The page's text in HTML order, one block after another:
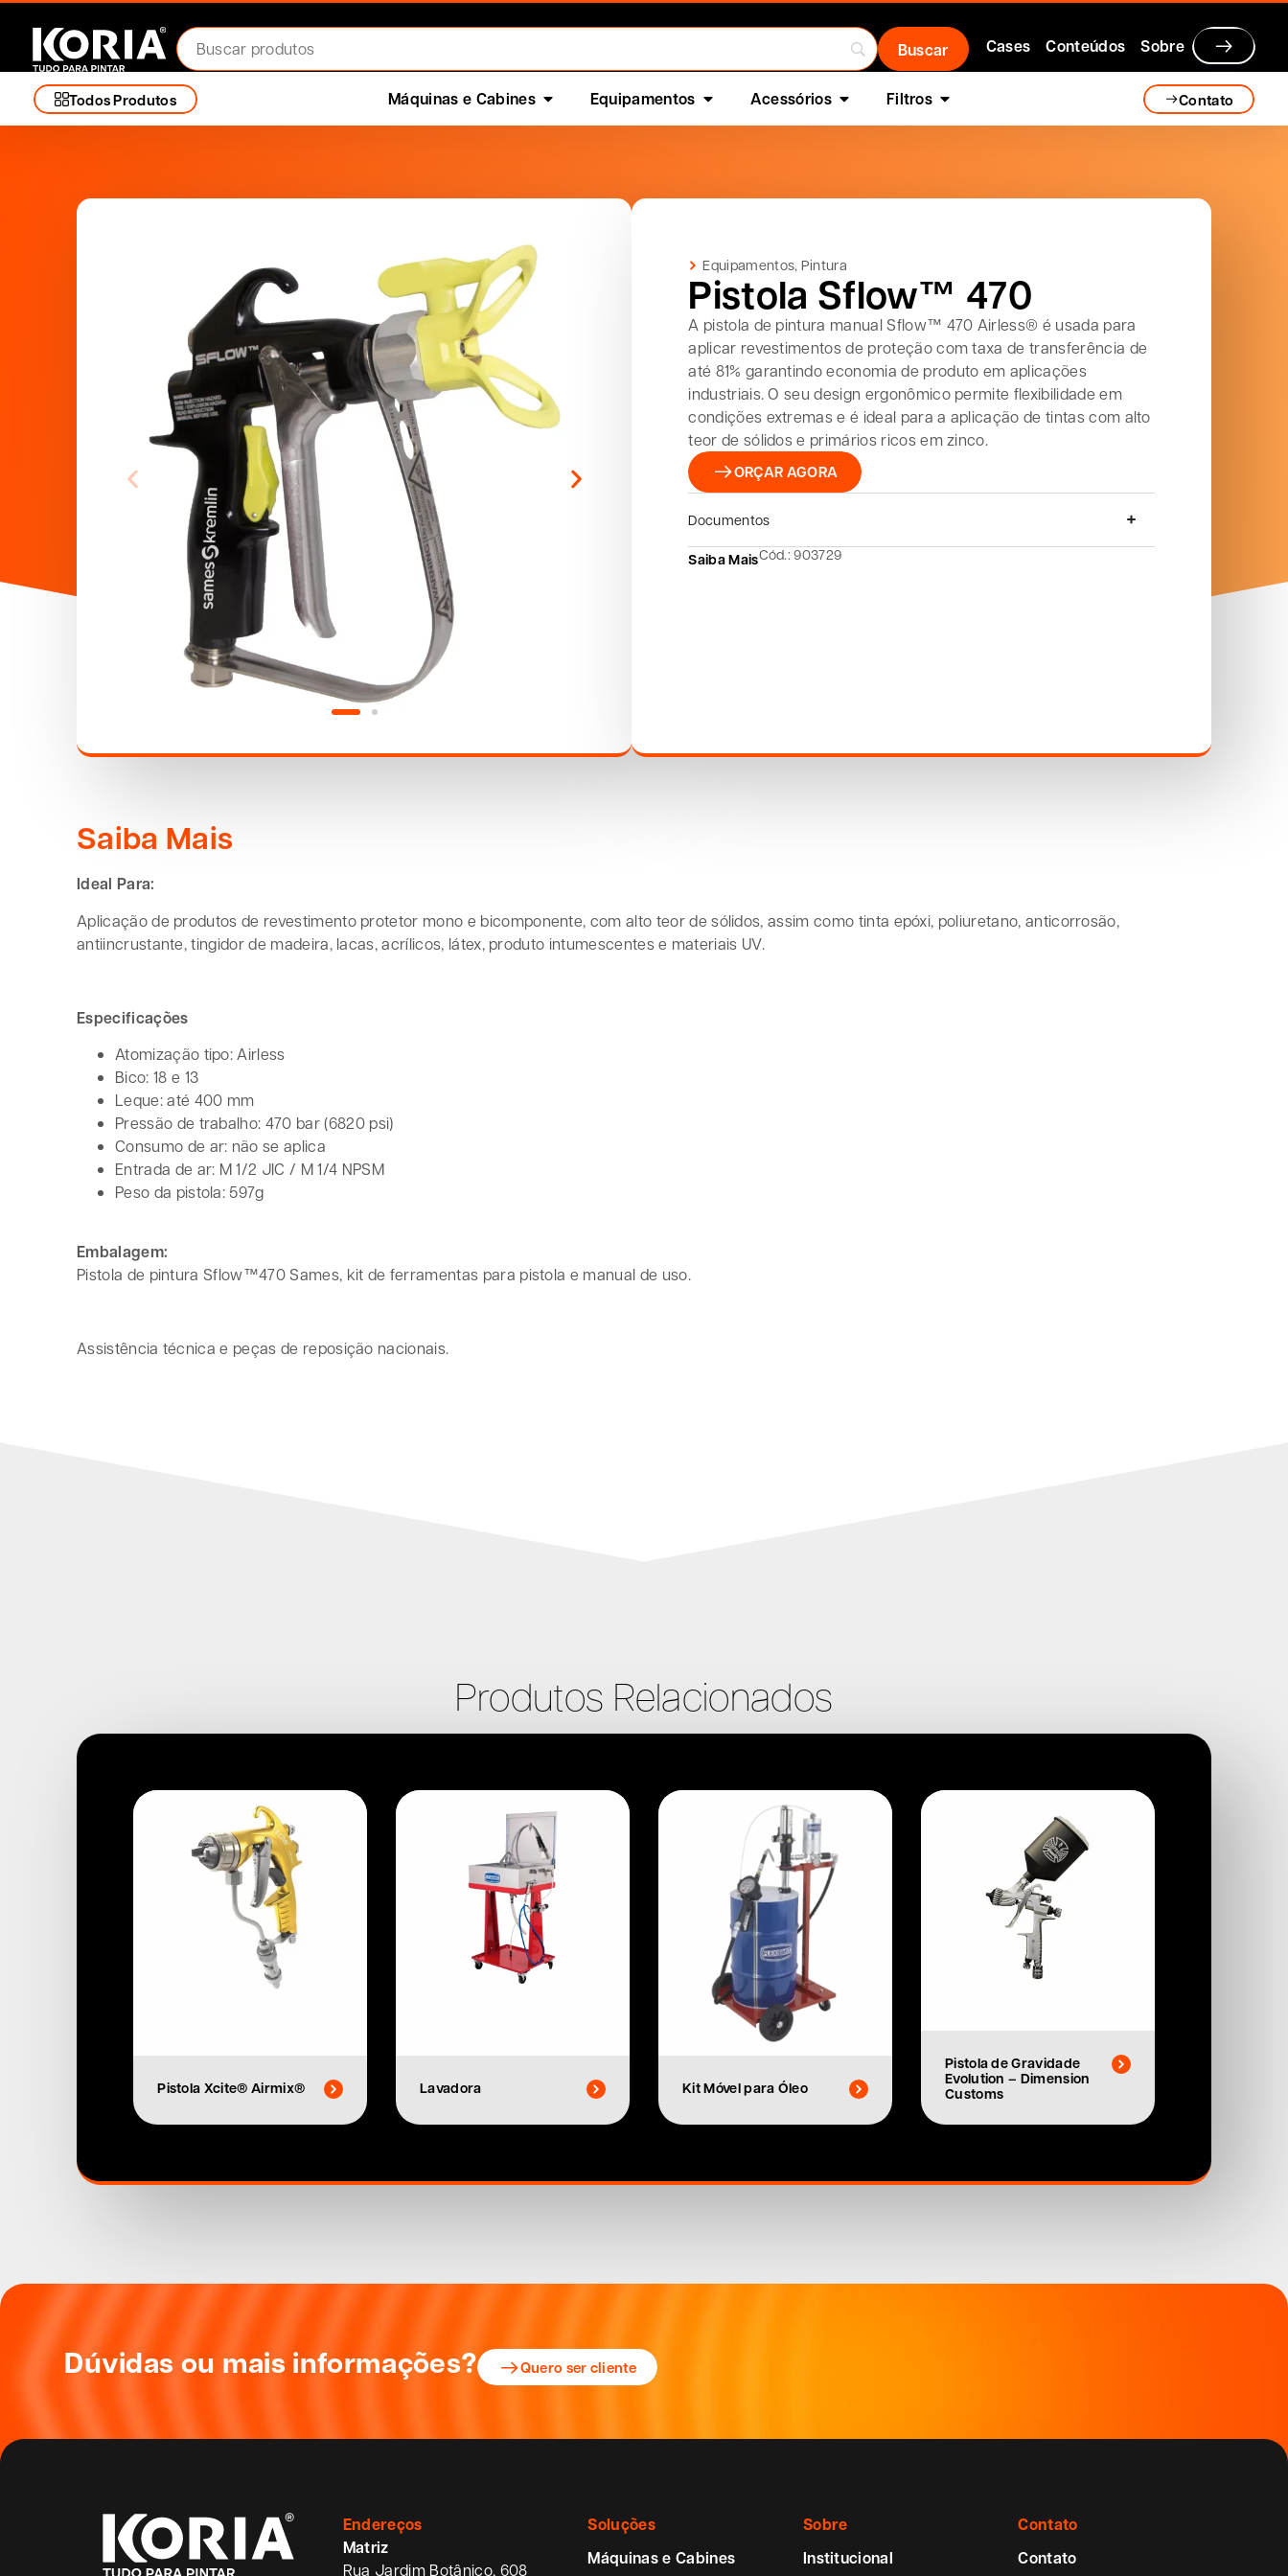
Cases Conteúdos Sobre
Todos Produtos Máquinas e Cabines Equipamentos Acessórios Filtros Contato
Equipamentos, Pintura
Pistola Sflow™ 470
A pistola de pintura manual Sflow™ 470 Airless® é usada para
aplicar revestimentos de proteção com taxa de transferência de
até 81% garantindo economia de produto em aplicações
industriais. O seu design ergonômico permite flexibilidade em
condições extremas e é ideal para a aplicação de tintas com alto
teor de sólidos e primários ricos em zinco.
ORÇAR AGORA
Documentos
Saiba MaisCód.: 903729
Saiba Mais
Ideal Para:
Aplicação de produtos de revestimento protetor mono e bicomponente, com alto teor de sólidos, assim como tinta epóxi, poliuretano, anticorrosão,
antiincrustante, tingidor de madeira, lacas, acrílicos, látex, produto intumescentes e materiais UV.
Especificações
Atomização tipo: Airless
Bico: 18 e 13
Leque: até 400 mm
Pressão de trabalho: 470 bar (6820 psi)
Consumo de ar: não se aplica
Entrada de ar: M 1/2 JIC / M 1/4 NPSM
Peso da pistola: 597g
Embalagem:
Pistola de pintura Sflow™470 Sames, kit de ferramentas para pistola e manual de uso.
Assistência técnica e peças de reposição nacionais.
Produtos Relacionados
Pistola Xcite® Airmix® Lavadora Kit Móvel para Óleo
Pistola de Gravidade
Evolution – Dimension
Customs
Dúvidas ou mais informações? Quero ser cliente
Endereços
Matriz
Rua Jardim Botânico, 608
Soluções
Máquinas e Cabines
Sobre
Institucional
Contato
Contato